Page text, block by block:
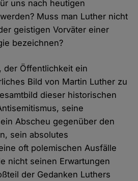
uns nach heutigen
Muss man Luther nicht
geistigen Vorväter einer
bezeichnen?
der Öffentlichkeit ein
Bild von Martin Luther zu
dieser historischen
seine
Abscheu gegenüber den
sein absolutes
oft polemischen Ausfälle
nicht seinen Erwartungen
der Gedanken Luthers